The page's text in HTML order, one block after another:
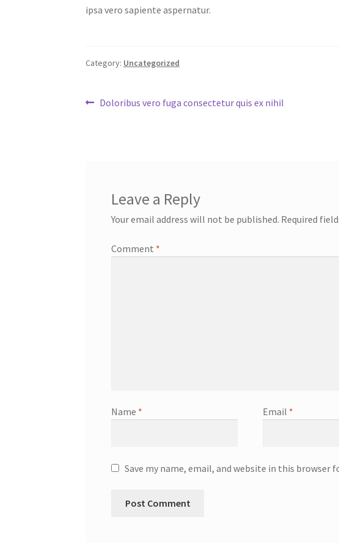
ipsa vero sapiente aspernatur.
Category: Uncategorized
Post
Previous
Doloribus vero fuga consectetur quis ex nihil
Leave a Reply
Your email address will not be published. Required
Comment *
Name * Email *
Save my name, email, and website in this